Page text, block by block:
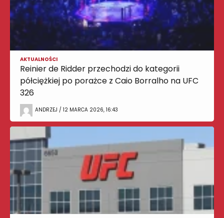
AKTUALNOŚCI
Reinier de Ridder przechodzi do kategorii
półciężkiej po porażce z Caio Borralho na UFC
326
ANDRZEJ / 12 MARCA 2026, 16:43